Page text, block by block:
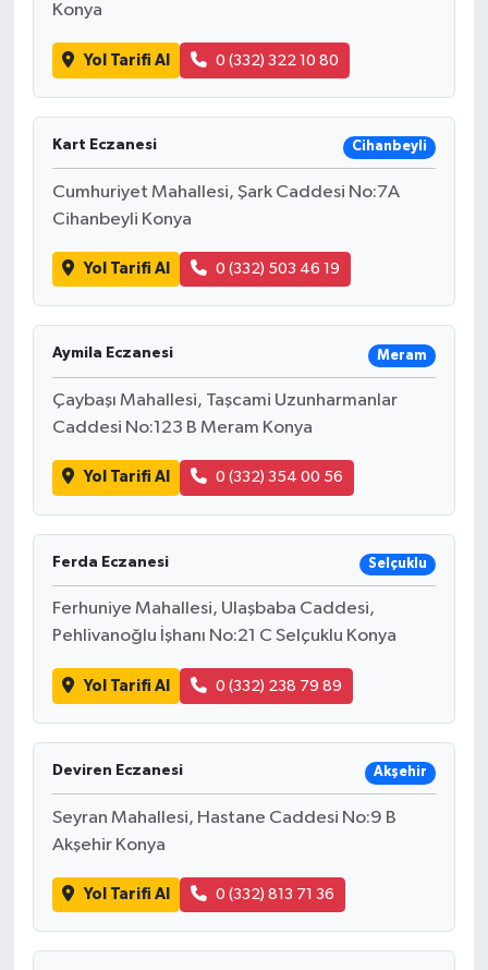
Konya
Yol Tarifi Al 0 (332) 322 10 80
Kart Eczanesi Cihanbeyli
Cumhuriyet Mahallesi, Şark Caddesi No:7A
Cihanbeyli Konya
Yol Tarifi Al 0 (332) 503 46 19
Aymila Eczanesi Meram
Çaybaşı Mahallesi, Taşcami Uzunharmanlar
Caddesi No:123 B Meram Konya
Yol Tarifi Al 0 (332) 354 00 56
Ferda Eczanesi Selçuklu
Ferhuniye Mahallesi, Ulaşbaba Caddesi,
Pehlivanoğlu İşhanı No:21 C Selçuklu Konya
Yol Tarifi Al 0 (332) 238 79 89
Deviren Eczanesi Akşehir
Seyran Mahallesi, Hastane Caddesi No:9 B
Akşehir Konya
Yol Tarifi Al 0 (332) 813 71 36